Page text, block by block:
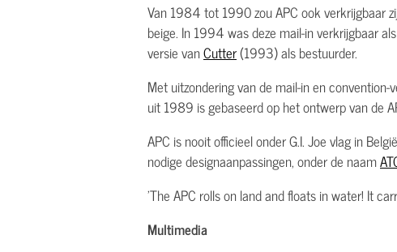
Van 1984 tot 1990 zou APC ook verkrijgbaar
beige. In 1994 was deze mail-in verkrijgbaar
versie vanCutter(1993) als bestuurder.
Met uitzondering van de mail-in en
uit 1989 is gebaseerd op het ontwerp van de
APC is nooit officieel onder G.I. Joe vlag in
nodige designaanpassingen, onder de naam
'The APC rolls on land and floats in water! It
Multimedia